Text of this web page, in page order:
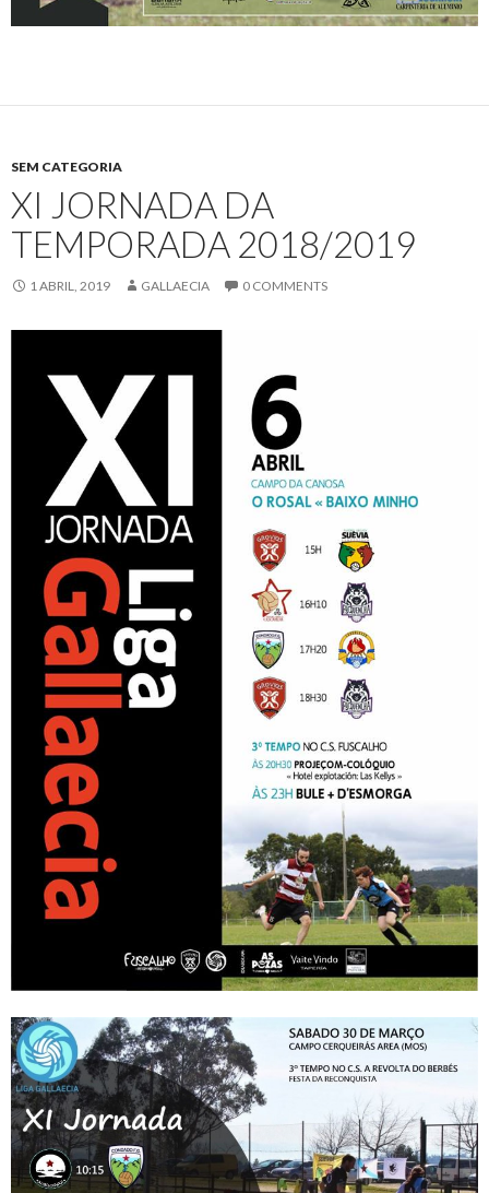
SEM CATEGORIA
XI JORNADA DA
TEMPORADA 2018/2019
1 ABRIL, 2019 GALLAECIA 0 COMMENTS